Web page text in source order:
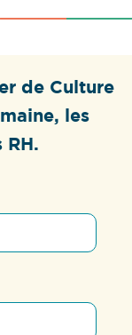
de Culture
les